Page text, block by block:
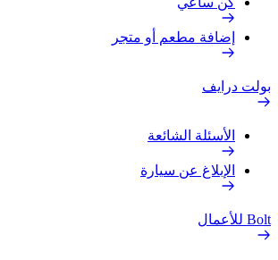
إضافة مطعم أو متجر
بولت درايف
الأسئلة الشائعة
الإبلاغ عن سيارة
Bolt للأعمال